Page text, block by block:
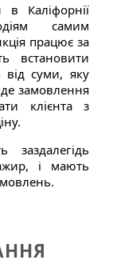
в Каліфорнії
самим
працює за
встановити
від суми, яку
замовлення
клієнта з
заздалегідь
і мають